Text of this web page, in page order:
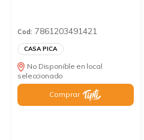
Cod: 7861203491421
CASA PICA
No Disponible en local
seleccionado
Comprar